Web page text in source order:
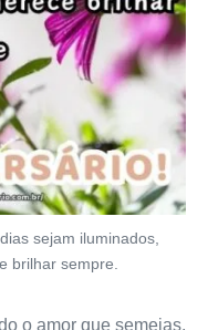
sejam iluminados,
brilhar sempre.
o amor que semeias,